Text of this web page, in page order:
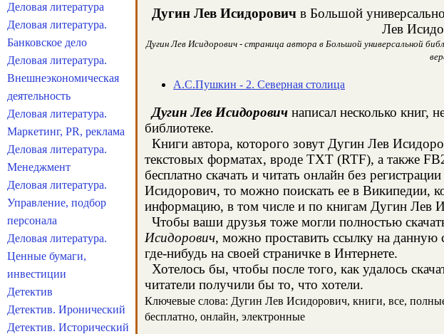
Дугин Лев Исидорович в Большой
Лев
Дугин Лев Исидорович - страница автора в Большой универсальной
А.С.Пушкин - 2. Северная столица
Дугин Лев Исидорович написал несколько книг,
библиотеке.
Книги автора, которого зовут Дугин Лев
текстовых форматах, вроде TXT (RTF), а также
бесплатно скачать и читать онлайн без
Исидорович, то можно поискать ее в Википедии,
информацию, в том числе и по книгам Дугин Лев
Чтобы ваши друзья тоже могли полностью
Исидорович, можно проставить ссылку на данную
где-нибудь на своей страничке в Интернете.
Хотелось бы, чтобы после того, как удалось
читатели получили бы то, что хотели.
Ключевые слова: Дугин Лев Исидорович, книги, все,
бесплатно, онлайн, электронные
Деловая литература
Деловая литература.
Банковское дело
Деловая литература.
Внешнеэкономическая
деятельность
Деловая литература.
Маркетинг, PR, реклама
Деловая литература.
Менеджмент
Деловая литература.
Управление, подбор
персонала
Деловая литература.
Ценные бумаги,
инвестиции
Детектив
Детектив. Иронический
Детектив. Исторический